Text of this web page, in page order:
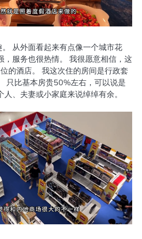
从外面看起来有点像一个城市花
，服务也很热情。 我很愿意相信，这
的酒店。 我这次住的房间是行政套
只比基本房贵50%左右，可以说是
、夫妻或小家庭来说绰绰有余。